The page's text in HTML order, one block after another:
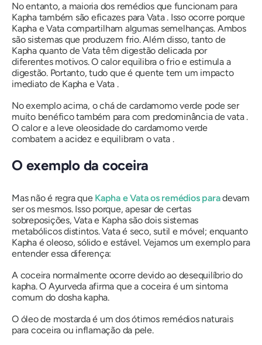
No entanto, a maioria dos remédios que funcionam para
Kaphatambém são eficazes para Vata. Isso ocorre porque
KaphaeVata compartilham algumas semelhanças. Ambos
são sistemas que produzem frio. Além disso, tantode
Kaphaquanto de Vata têm digestão delicada por
diferentes motivos. O calor equilibra o frio e estimula a
digestão. Portanto, tudo que é quente tem um impacto
imediato de KaphaeVata .
No exemplo acima, o chá de cardamomo verde pode ser
muito benéfico também para com predominância de vata.
O calor e a leve oleosidade do cardamomo verde
combatem a acidez e equilibram o vata .
O exemplo da coceira
Mas não é regra que Kapha eVataos remédios paradevam
ser os mesmos. Isso porque, apesar de certas
sobreposições,Vatae Kaphasão dois sistemas
metabólicos distintos.Vataé seco, sutil e móvel; enquanto
Kaphaé oleoso, sólido e estável. Vejamos um exemplo para
entender essa diferença:
A coceira normalmente ocorre devido ao desequilíbrio do
kapha. O Ayurveda afirma que a coceira é um sintoma
comum do dosha kapha.
O óleo de mostarda é um dos ótimos remédios naturais
para coceira ou inflamação da pele.